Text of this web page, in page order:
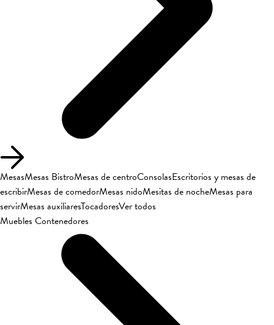
MesasMesas BistroMesas de centroConsolasEscritorios y mesas de
escribirMesas de comedorMesas nidoMesitas de nocheMesas para
servirMesas auxiliaresTocadoresVer todos
Muebles Contenedores